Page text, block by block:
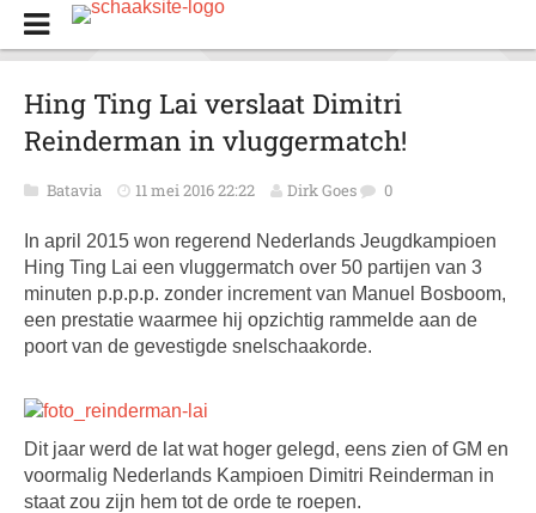
Hing Ting Lai verslaat Dimitri
Reinderman in vluggermatch!
Batavia 11 mei 2016 22:22 Dirk Goes 0
In april 2015 won regerend Nederlands Jeugdkampioen
Hing Ting Lai een vluggermatch over 50 partijen van 3
minuten p.p.p.p. zonder increment van Manuel Bosboom,
een prestatie waarmee hij opzichtig rammelde aan de
poort van de gevestigde snelschaakorde.
Dit jaar werd de lat wat hoger gelegd, eens zien of GM en
voormalig Nederlands Kampioen Dimitri Reinderman in
staat zou zijn hem tot de orde te roepen.